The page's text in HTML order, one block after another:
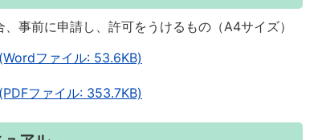
事前に申請し、許可をうけるもの（A4サイズ）
ファイル: 53.6KB)
ファイル: 353.7KB)